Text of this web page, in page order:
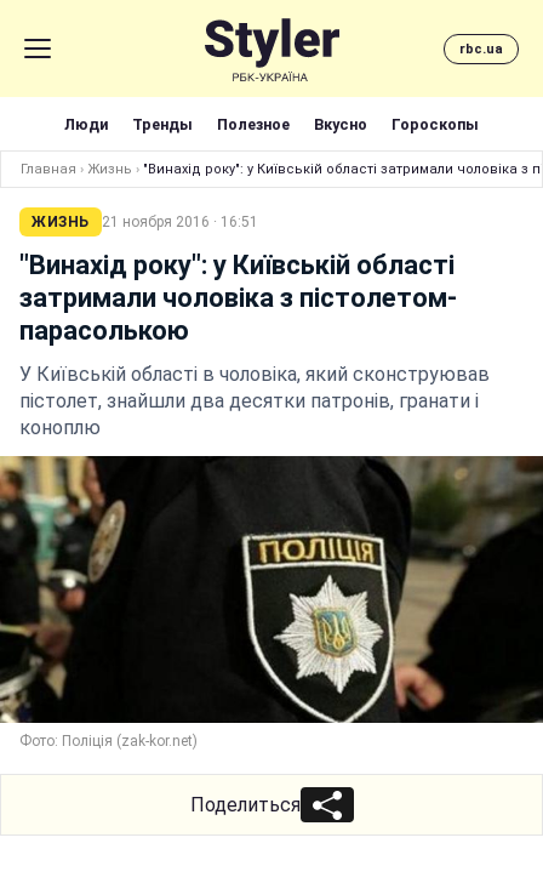
rbc.ua
Люди Тренды Полезное Вкусно Гороскопы
Главная › Жизнь › "Винахід року": у Київській області затримали чоловіка з
ЖИЗНЬ 21 ноября 2016 · 16:51
"Винахід року": у Київській області
затримали чоловіка з пістолетом-
парасолькою
У Київській області в чоловіка, який сконструював
пістолет, знайшли два десятки патронів, гранати і
коноплю
Фото: Поліція (zak-kor.net)
Поделиться